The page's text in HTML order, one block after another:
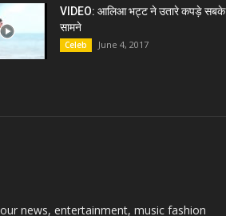
VIDEO: आलिआ भट्ट ने उतारे कपड़े सबके
सामने
Celeb June 4, 2017
news, entertainment, music fashion